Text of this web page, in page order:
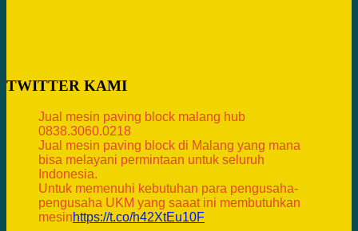
TWITTER KAMI
Jual mesin paving block malang hub
0838.3060.0218
Jual mesin paving block di Malang yang mana
bisa melayani permintaan untuk seluruh
Indonesia.
Untuk memenuhi kebutuhan para pengusaha-
pengusaha UKM yang saaat ini membutuhkan
mesinhttps://t.co/h42XtEu10F